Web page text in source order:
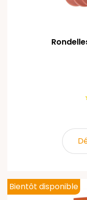
Bientôt disponible